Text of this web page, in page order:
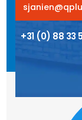
+31 (0) 88 33